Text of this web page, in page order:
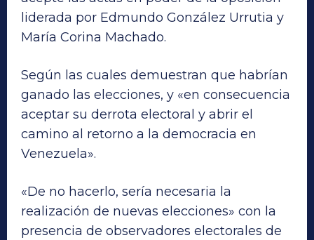
liderada por Edmundo González Urrutia y
María Corina Machado.
Según las cuales demuestran que habrían
ganado las elecciones, y «en consecuencia
aceptar su derrota electoral y abrir el
camino al retorno a la democracia en
Venezuela».
«De no hacerlo, sería necesaria la
realización de nuevas elecciones» con la
presencia de observadores electorales de